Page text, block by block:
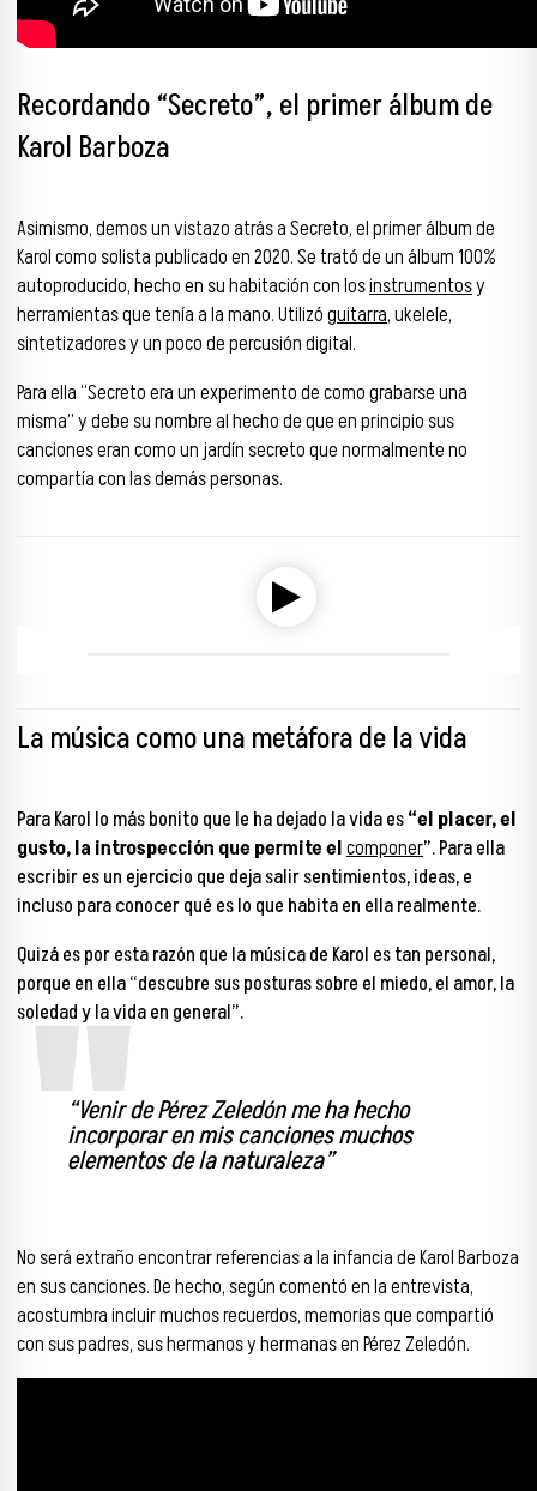
Recordando “Secreto”, el primer álbum de
Karol Barboza
Asimismo, demos un vistazo atrás a Secreto, el primer álbum de
Karol como solista publicado en 2020. Se trató de un álbum 100%
autoproducido, hecho en su habitación con losinstrumentosy
herramientas que tenía a la mano. Utilizóguitarra, ukelele,
sintetizadores y un poco de percusión digital.
Para ella “Secreto era un experimento de como grabarse una
misma” y debe su nombre al hecho de que en principio sus
canciones eran como un jardín secreto que normalmente no
compartía con las demás personas.
La música como una metáfora de la vida
Para Karol lo más bonito que le ha dejado la vida es“el placer, el
gusto, la introspección que permite elcomponer”. Para ella
escribir es un ejercicio que deja salir sentimientos, ideas, e
incluso para conocer qué es lo que habita en ella realmente.
Quizá es por esta razón que la música de Karol es tan personal,
porque en ella “descubre sus posturas sobre el miedo, el amor, la
soledad y la vida en general”.
“Venir de Pérez Zeledón me ha hecho
incorporar en mis canciones muchos
elementos de la naturaleza”
No será extraño encontrar referencias a la infancia de Karol Barboza
en sus canciones. De hecho, según comentó en la entrevista,
acostumbra incluir muchos recuerdos, memorias que compartió
con sus padres, sus hermanos y hermanas en Pérez Zeledón.